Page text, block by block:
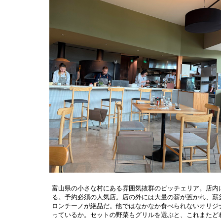
富山県の小さな村にある雰囲気抜群のピッチェリア。店
る。予約必須の人気店。店の外には大量の薪が置かれ、
ロンチーノが絶品だ。他ではなかなか食べられないオリ
っているか。セットの野菜もグリルを選ぶと、これまた